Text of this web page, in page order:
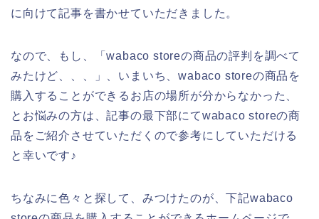
に向けて記事を書かせていただきました。
なので、もし、「wabaco storeの商品の評判を調べて
みたけど、、、」、いまいち、wabaco storeの商品を
購入することができるお店の場所が分からなかった、
とお悩みの方は、記事の最下部にてwabaco storeの商
品をご紹介させていただくので参考にしていただける
と幸いです♪
ちなみに色々と探して、みつけたのが、下記wabaco